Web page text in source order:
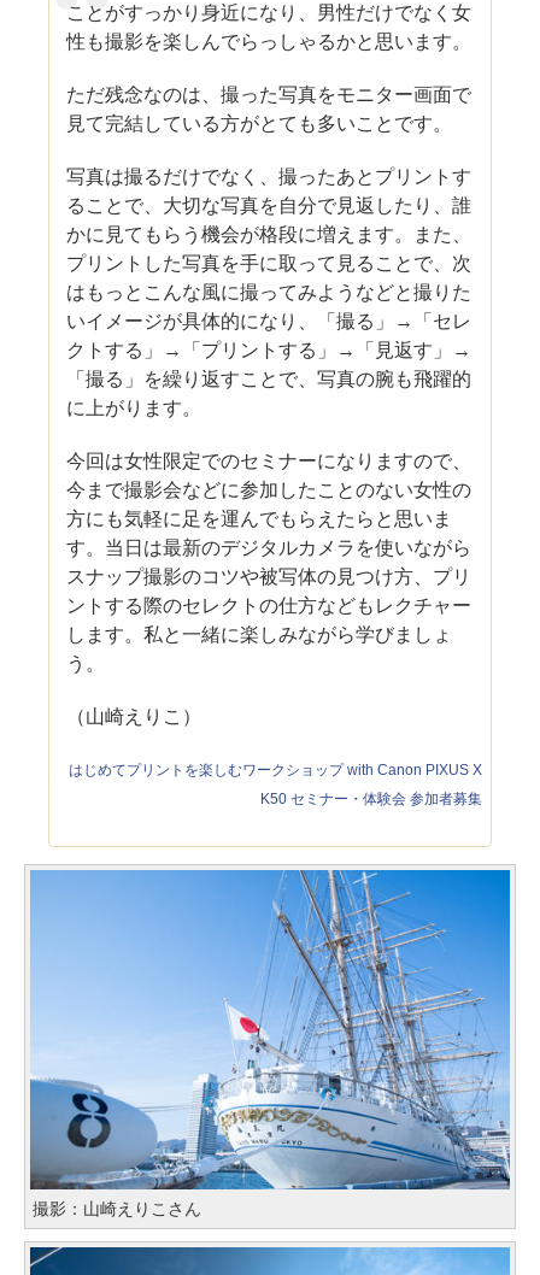
ことがすっかり身近になり、男性だけでなく女
性も撮影を楽しんでらっしゃるかと思います。
ただ残念なのは、撮った写真をモニター画面で
見て完結している方がとても多いことです。
写真は撮るだけでなく、撮ったあとプリントす
ることで、大切な写真を自分で見返したり、誰
かに見てもらう機会が格段に増えます。また、
プリントした写真を手に取って見ることで、次
はもっとこんな風に撮ってみようなどと撮りた
いイメージが具体的になり、「撮る」→「セレ
クトする」→「プリントする」→「見返す」→
「撮る」を繰り返すことで、写真の腕も飛躍的
に上がります。
今回は女性限定でのセミナーになりますので、
今まで撮影会などに参加したことのない女性の
方にも気軽に足を運んでもらえたらと思いま
す。当日は最新のデジタルカメラを使いながら
スナップ撮影のコツや被写体の見つけ方、プリ
ントする際のセレクトの仕方などもレクチャー
します。私と一緒に楽しみながら学びましょ
う。
（山崎えりこ）
はじめてプリントを楽しむワークショップ with Canon PIXUS X
K50 セミナー・体験会 参加者募集
撮影：山崎えりこさん